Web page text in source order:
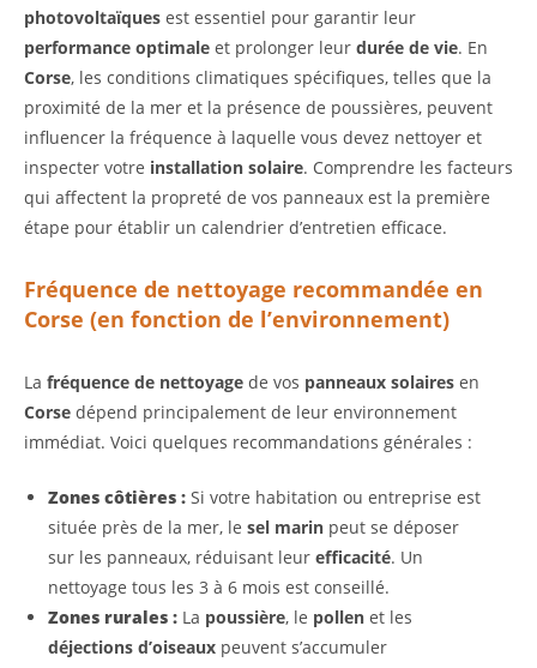
photovoltaïques est essentiel pour garantir leur
performance optimale et prolonger leur durée de vie. En
Corse, les conditions climatiques spécifiques, telles que la
proximité de la mer et la présence de poussières, peuvent
influencer la fréquence à laquelle vous devez nettoyer et
inspecter votre installation solaire. Comprendre les facteurs
qui affectent la propreté de vos panneaux est la première
étape pour établir un calendrier d’entretien efficace.
Fréquence de nettoyage recommandée en
Corse (en fonction de l’environnement)
La fréquence de nettoyage de vos panneaux solaires en
Corse dépend principalement de leur environnement
immédiat. Voici quelques recommandations générales :
Zones côtières : Si votre habitation ou entreprise est
située près de la mer, le sel marin peut se déposer
sur les panneaux, réduisant leur efficacité. Un
nettoyage tous les 3 à 6 mois est conseillé.
Zones rurales : La poussière, le pollen et les
déjections d’oiseaux peuvent s’accumuler